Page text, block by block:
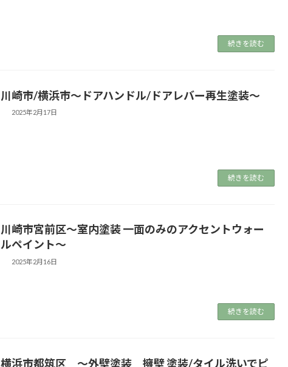
続きを読む
川崎市/横浜市～ドアハンドル/ドアレバー再生塗装～
2025年2月17日
続きを読む
川崎市宮前区～室内塗装 一面のみのアクセントウォー
ルペイント～
2025年2月16日
続きを読む
横浜市都筑区 ～外壁塗装 擁壁 塗装/タイル洗いでピ